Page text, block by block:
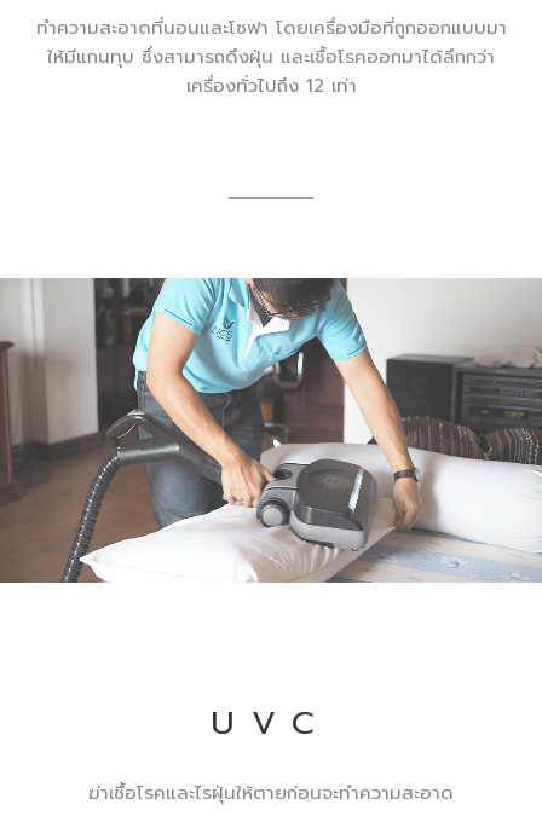
ทำความสะอาดที่นอนและโซฟา โดยเครื่องมือที่ถูกออกแบบมา
ให้มีแกนทุบ ซึ่งสามารถดึงฝุ่น และเชื้อโรคออกมาได้ลึกกว่า
เครื่องทั่วไปถึง 12 เท่า
UVC
ฆ่าเชื้อโรคและไรฝุ่นให้ตายก่อนจะทำความสะอาด